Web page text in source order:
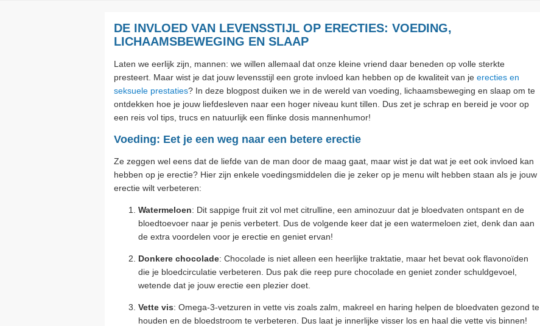
DE INVLOED VAN LEVENSSTIJL OP ERECTIES: VOEDING,
LICHAAMSBEWEGING EN SLAAP
Laten we eerlijk zijn, mannen: we willen allemaal dat onze kleine vriend daar beneden op volle sterkte
presteert. Maar wist je dat jouw levensstijl een grote invloed kan hebben op de kwaliteit van je erecties en
seksuele prestaties? In deze blogpost duiken we in de wereld van voeding, lichaamsbeweging en slaap om te
ontdekken hoe je jouw liefdesleven naar een hoger niveau kunt tillen. Dus zet je schrap en bereid je voor op
een reis vol tips, trucs en natuurlijk een flinke dosis mannenhumor!
Voeding: Eet je een weg naar een betere erectie
Ze zeggen wel eens dat de liefde van de man door de maag gaat, maar wist je dat wat je eet ook invloed kan
hebben op je erectie? Hier zijn enkele voedingsmiddelen die je zeker op je menu wilt hebben staan als je jouw
erectie wilt verbeteren:
Watermeloen: Dit sappige fruit zit vol met citrulline, een aminozuur dat je bloedvaten ontspant en de
bloedtoevoer naar je penis verbetert. Dus de volgende keer dat je een watermeloen ziet, denk dan aan
de extra voordelen voor je erectie en geniet ervan!
Donkere chocolade: Chocolade is niet alleen een heerlijke traktatie, maar het bevat ook flavonoïden
die je bloedcirculatie verbeteren. Dus pak die reep pure chocolade en geniet zonder schuldgevoel,
wetende dat je jouw erectie een plezier doet.
Vette vis: Omega-3-vetzuren in vette vis zoals zalm, makreel en haring helpen de bloedvaten gezond te
houden en de bloedstroom te verbeteren. Dus laat je innerlijke visser los en haal die vette vis binnen!